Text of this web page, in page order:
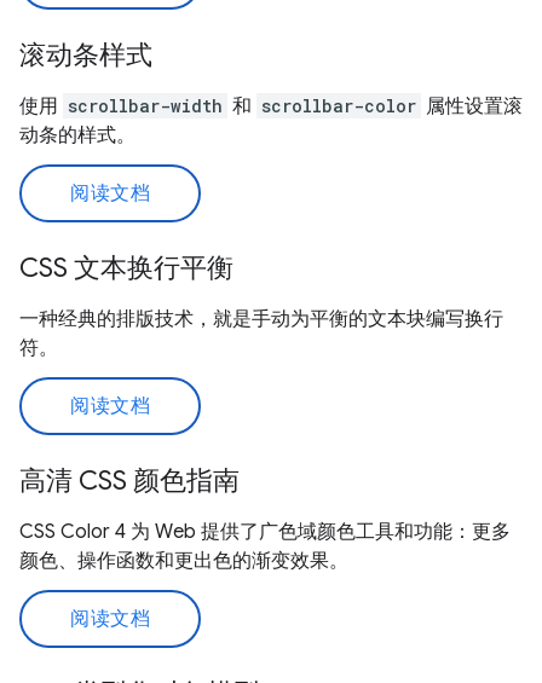
滚动条样式
使用 scrollbar-width 和 scrollbar-color 属性设置滚
动条的样式。
阅读文档
CSS 文本换行平衡
一种经典的排版技术，就是手动为平衡的文本块编写换行
符。
阅读文档
高清 CSS 颜色指南
CSS Color 4 为 Web 提供了广色域颜色工具和功能：更多
颜色、操作函数和更出色的渐变效果。
阅读文档